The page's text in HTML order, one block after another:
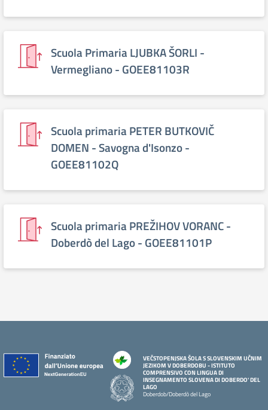
Scuola Primaria LJUBKA ŠORLI -
Vermegliano - GOEE81103R
Scuola primaria PETER BUTKOVIČ
DOMEN - Savogna d'Isonzo -
GOEE81102Q
Scuola primaria PREŽIHOV VORANC -
Doberdò del Lago - GOEE81101P
VEČSTOPENJSKA ŠOLA S SLOVENSKIM UČNIM
JEZIKOM V DOBERDOBU - ISTITUTO
COMPRENSIVO CON LINGUA DI
INSEGNAMENTO SLOVENA DI DOBERDO' DEL
LAGO
Doberdob/Doberdò del Lago